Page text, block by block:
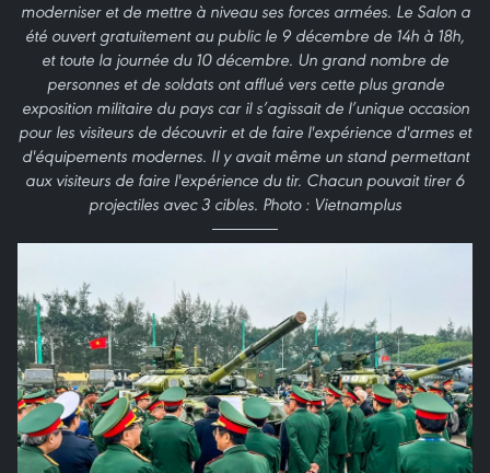
moderniser et de mettre à niveau ses forces armées. Le Salon a
été ouvert gratuitement au public le 9 décembre de 14h à 18h,
et toute la journée du 10 décembre. Un grand nombre de
personnes et de soldats ont afflué vers cette plus grande
exposition militaire du pays car il s’agissait de l’unique occasion
pour les visiteurs de découvrir et de faire l'expérience d'armes et
d'équipements modernes. Il y avait même un stand permettant
aux visiteurs de faire l'expérience du tir. Chacun pouvait tirer 6
projectiles avec 3 cibles. Photo : Vietnamplus